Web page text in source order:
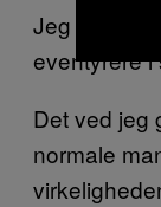
Jeg kan
eventyrere i
Det ved jeg
normale